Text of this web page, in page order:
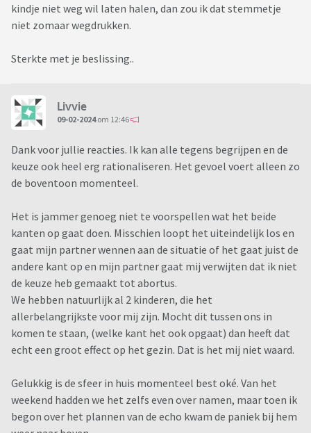
kindje niet weg wil laten halen, dan zou ik dat stemmetje
niet zomaar wegdrukken.
Sterkte met je beslissing..
Livvie
09-02-2024om 12:46
Dank voor jullie reacties. Ik kan alle tegens begrijpen en de
keuze ook heel erg rationaliseren. Het gevoel voert alleen zo
de boventoon momenteel.
Het is jammer genoeg niet te voorspellen wat het beide
kanten op gaat doen. Misschien loopt het uiteindelijk los en
gaat mijn partner wennen aan de situatie of het gaat juist de
andere kant op en mijn partner gaat mij verwijten dat ik niet
de keuze heb gemaakt tot abortus.
We hebben natuurlijk al 2 kinderen, die het
allerbelangrijkste voor mij zijn. Mocht dit tussen ons in
komen te staan, (welke kant het ook opgaat) dan heeft dat
echt een groot effect op het gezin. Dat is het mij niet waard.
Gelukkig is de sfeer in huis momenteel best oké. Van het
weekend hadden we het zelfs even over namen, maar toen ik
begon over het plannen van de echo kwam de paniek bij hem